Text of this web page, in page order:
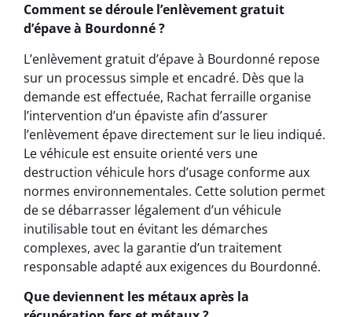
Comment se déroule l’enlèvement gratuit
d’épave à Bourdonné ?
L’enlèvement gratuit d’épave à Bourdonné repose
sur un processus simple et encadré. Dès que la
demande est effectuée, Rachat ferraille organise
l’intervention d’un épaviste afin d’assurer
l’enlèvement épave directement sur le lieu indiqué.
Le véhicule est ensuite orienté vers une
destruction véhicule hors d’usage conforme aux
normes environnementales. Cette solution permet
de se débarrasser légalement d’un véhicule
inutilisable tout en évitant les démarches
complexes, avec la garantie d’un traitement
responsable adapté aux exigences du Bourdonné.
Que deviennent les métaux après la